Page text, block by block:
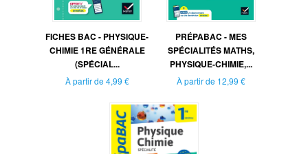
FICHES BAC - PHYSIQUE-
CHIMIE 1RE GÉNÉRALE
(SPÉCIAL...
À partir de 4,99 €
PRÉPABAC - MES
SPÉCIALITÉS MATHS,
PHYSIQUE-CHIMIE,...
À partir de 12,99 €